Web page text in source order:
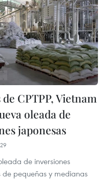
de CPTPP, Vietnam
oleada de
japonesas
de inversiones
de pequeñas y medianas